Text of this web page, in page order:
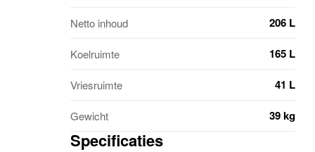
Netto inhoud 206 L
Koelruimte 165 L
Vriesruimte 41 L
Gewicht 39 kg
Specificaties